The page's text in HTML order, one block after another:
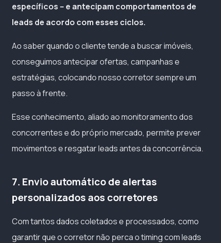
específicos – e antecipam comportamentos de
leads de acordo com esses ciclos.
Ao saber quando o cliente tende a buscar imóveis,
conseguimos antecipar ofertas, campanhas e
estratégias, colocando nosso corretor sempre um
passo à frente.
Esse conhecimento, aliado ao monitoramento dos
concorrentes e do próprio mercado, permite prever
movimentos e resgatar leads antes da concorrência.
7. Envio automático de alertas
personalizados aos corretores
Com tantos dados coletados e processados, como
garantir que o corretor não perca o timing com leads